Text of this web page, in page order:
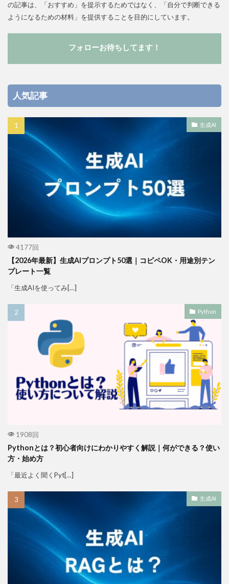
の記事は、「おすすめ」を提示するためではなく、「自分で判断できる
ようになるための材料」を提供することを目的にしています。
フォローお待ちしてます！
人気記事
生成AI
4177回
【2026年最新】生成AIプロンプト50選｜コピペOK・用途別テン
プレート一覧
「生成AIを使ってみ[…]
Python
1908回
Pythonとは？初心者向けにわかりやすく解説｜何ができる？使い
方・始め方
「最近よく聞くPyt[…]
生成AI